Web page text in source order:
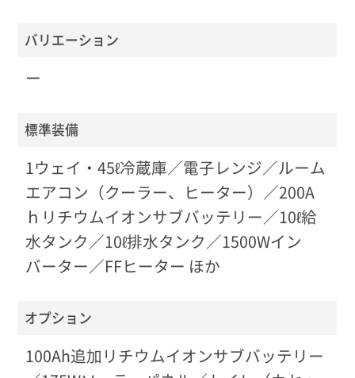
バリエーション
ー
標準装備
1ウェイ・45ℓ冷蔵庫／電子レンジ／ルーム
エアコン（クーラー、ヒーター）／200A
ｈリチウムイオンサブバッテリー／10ℓ給
水タンク／10ℓ排水タンク／1500Wイン
バーター／FFヒーター ほか
オプション
100Ah追加リチウムイオンサブバッテリー